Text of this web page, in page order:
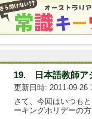
19. 日本語教師ア
更新日時: 2011-09-26
さて、今回はいつも
ーキングホリデーの方